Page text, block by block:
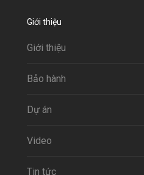
Giới thiệu
Giới thiệu
Bảo hành
Dự án
Video
Tin tức